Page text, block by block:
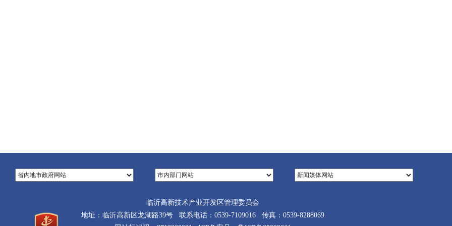
临沂高新技术产业开发区管理委员会
地址：临沂高新区龙湖路39号 联系电话：0539-7109016 传真：0539-8288069